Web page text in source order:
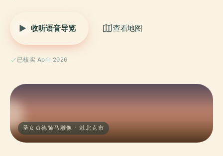
收听语音导览 查看地图
已核实 April 2026
圣女贞德骑马雕像 · 魁北克市